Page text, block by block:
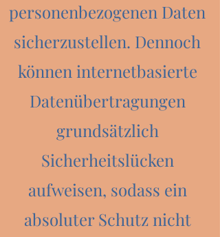
personenbezogenen Daten
sicherzustellen. Dennoch
können internetbasierte
Datenübertragungen
grundsätzlich
Sicherheitslücken
aufweisen, sodass ein
absoluter Schutz nicht